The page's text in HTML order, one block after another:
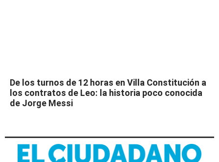
De los turnos de 12 horas en Villa Constitución a
los contratos de Leo: la historia poco conocida
de Jorge Messi